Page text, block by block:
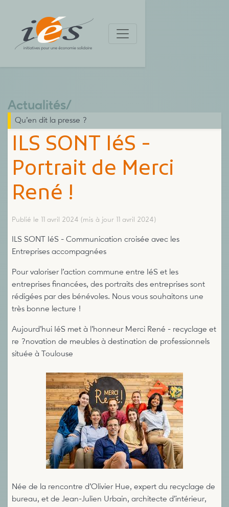
ILS SONT IéS -
Portrait de Merci
René !
Publié le 11 avril 2024 (mis à jour 11 avril 2024)
ILS SONT IéS - Communication croisée avec les
Entreprises accompagnées
Pour valoriser l’action commune entre IéS et les
entreprises financées, des portraits des entreprises sont
rédigées par des bénévoles. Nous vous souhaitons une
très bonne lecture !
Aujourd’hui IéS met à l’honneur Merci René - recyclage et
re ?novation de meubles à destination de professionnels
située à Toulouse
Née de la rencontre d’Olivier Hue, expert du recyclage de
bureau, et de Jean-Julien Urbain, architecte d’intérieur,
Actualités/
Qu’en dit la presse ?